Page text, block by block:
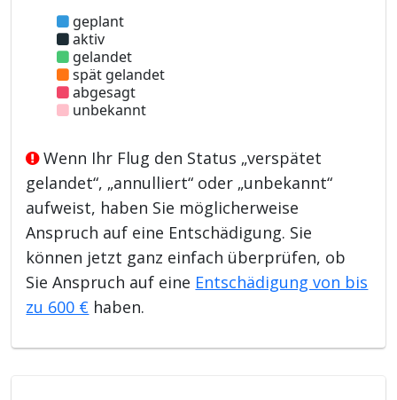
geplant
aktiv
gelandet
spät gelandet
abgesagt
unbekannt
Wenn Ihr Flug den Status „verspätet
gelandet“, „annulliert“ oder „unbekannt“
aufweist, haben Sie möglicherweise
Anspruch auf eine Entschädigung. Sie
können jetzt ganz einfach überprüfen, ob
Sie Anspruch auf eine Entschädigung von bis
zu 600 € haben.